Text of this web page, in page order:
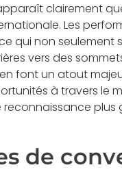
clairement
Les
qui non seulement
vers des
font un atout
à travers le
plus
de